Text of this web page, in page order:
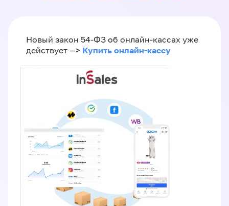
Новый закон 54-ФЗ об онлайн-кассах уже
действует —> Купить онлайн-кассу